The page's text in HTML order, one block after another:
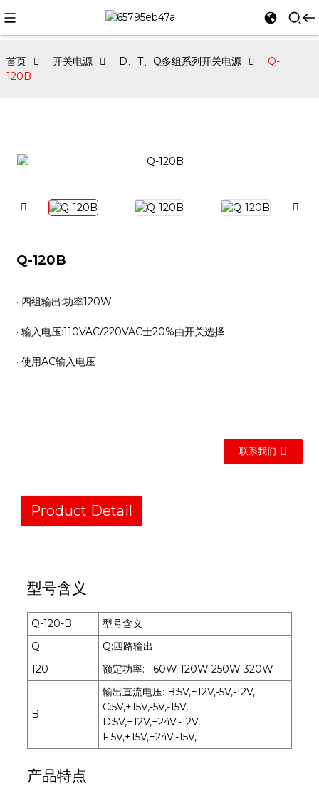
首页 开关电源 D、T、Q多组系列开关电源
Q-
120B
Q-120B
· 四组输出:功率120W
· 输入电压:110VAC/220VAC士20%由开关选择
· 使用AC输入电压
联系我们
Product Detail
型号含义
Q-120-B
型号含义
Q
Q:四路输出
120
额定功率: 60W 120W 250W 320W
B
输出直流电压: B:5V,+12V,-5V,-12V,
C:5V,+15V,-5V,-15V,
D:5V,+12V,+24V,-12V,
F:5V,+15V,+24V,-15V,
产品特点